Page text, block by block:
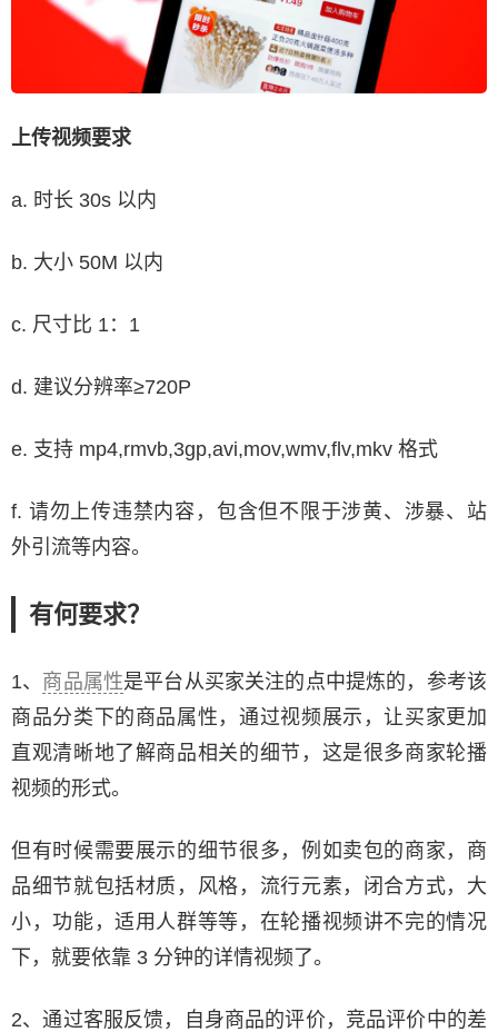
上传视频要求
a. 时长 30s 以内
b. 大小 50M 以内
c. 尺寸比 1：1
d. 建议分辨率≥720P
e. 支持 mp4,rmvb,3gp,avi,mov,wmv,flv,mkv 格式
f. 请勿上传违禁内容，包含但不限于涉黄、涉暴、站
外引流等内容。
有何要求？
1、 商品属性是平台从买家关注的点中提炼的，参考该
商品分类下的商品属性，通过视频展示，让买家更加
直观清晰地了解商品相关的细节，这是很多商家轮播
视频的形式。
但有时候需要展示的细节很多，例如卖包的商家，商
品细节就包括材质，风格，流行元素，闭合方式，大
小，功能，适用人群等等，在轮播视频讲不完的情况
下，就要依靠 3 分钟的详情视频了。
2、通过客服反馈，自身商品的评价，竞品评价中的差